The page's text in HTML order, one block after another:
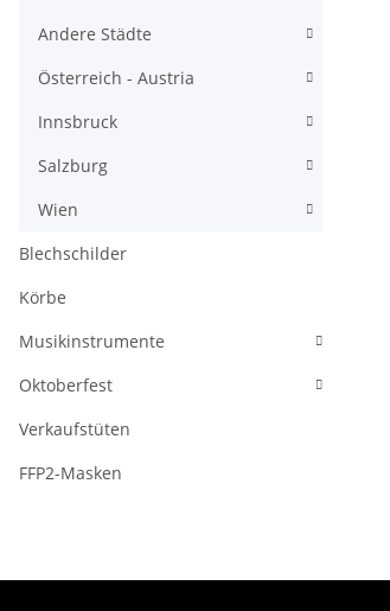
Andere Städte
Österreich - Austria
Innsbruck
Salzburg
Wien
Blechschilder
Körbe
Musikinstrumente
Oktoberfest
Verkaufstüten
FFP2-Masken